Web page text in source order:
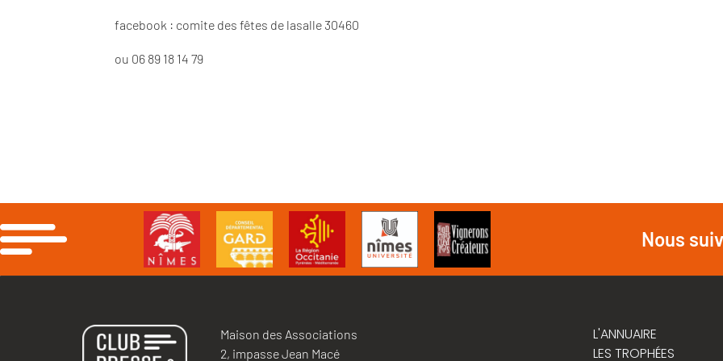
facebook : comite des fêtes de lasalle 30460
ou 06 89 18 14 79
Nous
Maison des Associations
2, impasse Jean Macé
L'ANNUAIRE
LES TROPHÉES